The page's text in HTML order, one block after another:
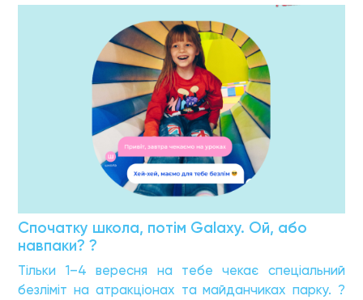
Спочатку школа, потім Galaxy. Ой, або
навпаки? ?
Тільки 1–4 вересня на тебе чекає спеціальний
безліміт на атракціонах та майданчиках парку. ?